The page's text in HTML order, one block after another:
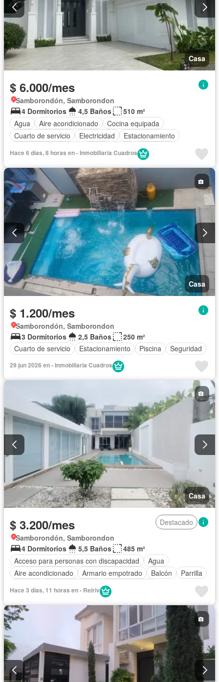
Casa
$ 6.000/mes
Samborondón, Samborondon
4 Dormitorios
4,5 Baños
510 m²
Agua
Aire acondicionado
Cocina equipada
Cuarto de servicio
Electricidad
Estacionamiento
Seguridad
Hace 6 días, 8 horas en - Inmobiliaria Cuadros
Casa
$ 1.200/mes
Samborondón, Samborondon
3 Dormitorios
2,5 Baños
250 m²
Cuarto de servicio
Estacionamiento Piscina Seguridad
29 jun 2026 en - Inmobiliaria Cuadros
Casa
$ 3.200/mes
Destacado
Samborondón, Samborondon
4 Dormitorios
5,5 Baños
485 m²
Acceso para personas con discapacidad
Agua
Aire acondicionado
Armario empotrado Balcón
Parrilla
Cocina integral
Cuarto de servicio
Estacionamiento
Gas natural
Gimnasio
Garita de guardianía
Jacuzzi Jardín Patio
Piscina
Terraza
Vista panorámica
Parcialmente amoblado
Hace 3 días, 11 horas en - Reiriv